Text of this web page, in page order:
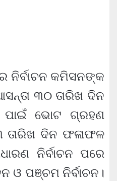
ନିର୍ବାଚନ କମିସନଙ୍କ
୩୦ ତାରିଖ ଦିନ
ଭୋଟ ଗ୍ରହଣ
ତାରିଖ ଦିନ ଫଳାଫଳ
ନିର୍ବାଚନ ପରେ
ଓ ପଞ୍ଚମ ନିର୍ବାଚନ।